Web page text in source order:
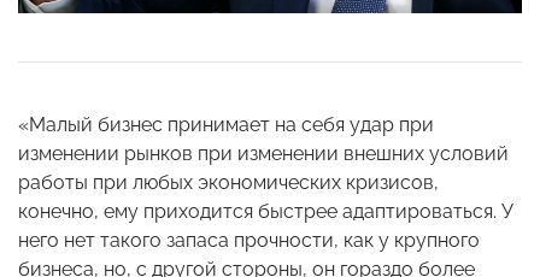
«Малый бизнес принимает на себя удар при
изменении рынков при изменении внешних условий
работы при любых экономических кризисов,
конечно, ему приходится быстрее адаптироваться. У
него нет такого запаса прочности, как у крупного
бизнеса, но, с другой стороны, он гораздо более